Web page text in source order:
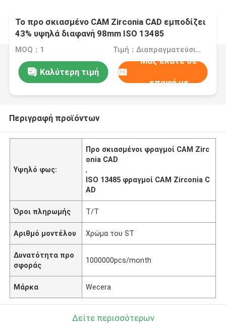
Το προ σκιασμένο CAM Zirconia CAD εμποδίζει
43% υψηλά διαφανή 98mm ISO 13485
εγκεκριμένα
MOQ：1 Τιμή：Διαπραγματεύσιμα
Καλύτερη τιμή
Μας ελάτε σε
επαφή με
Περιγραφή προϊόντων
Υψηλό φως:
Προ σκιασμένοι φραγμοί CAM Zirc
onia CAD
,
ISO 13485 φραγμοί CAM Zirconia C
AD
Όροι πληρωμής T/T
Αριθμό μοντέλου Χρώμα του ST
Δυνατότητα προ
σφοράς
1000000pcs/month
Μάρκα Wecera
Δείτε περισσότερων